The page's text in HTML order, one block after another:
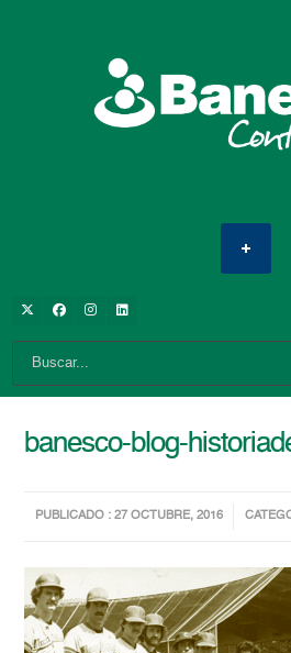
banesco-blog-
PUBLICADO : 27 OCTUBRE, 2016